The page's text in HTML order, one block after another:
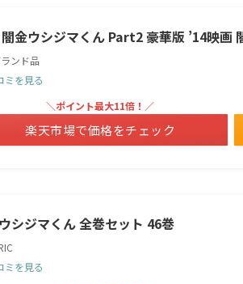
金ウシジマくん Part2 豪華版 ’14映画
ランド品
ミを見る
＼ポイント最大11倍！／
楽天市場で価格をチェック
シジマくん 全巻セット 46巻
ミを見る